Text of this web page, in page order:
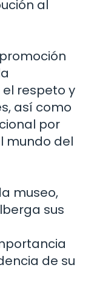
al
respeto y
así como
por
mundo del
museo,
sus
de su